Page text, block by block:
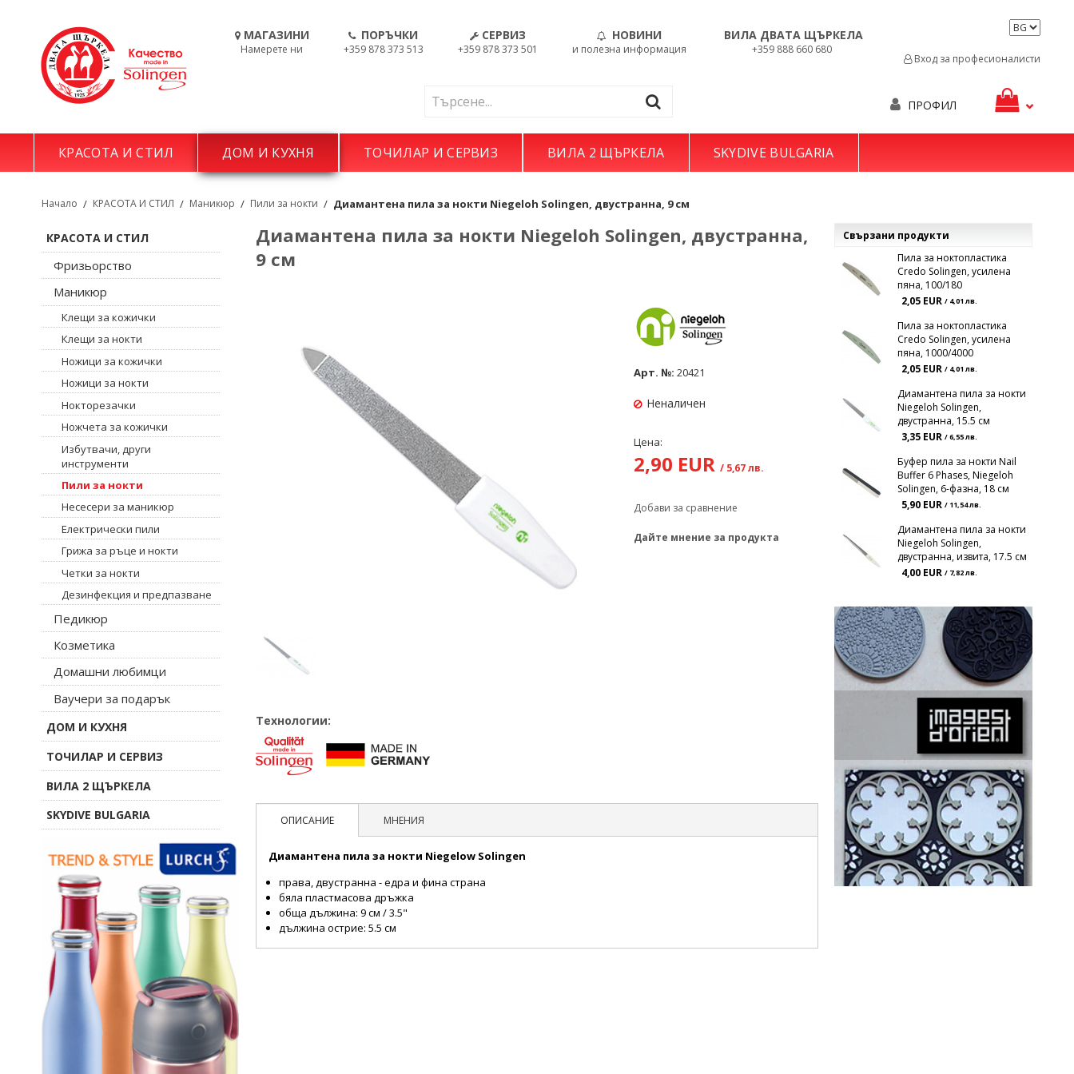
МАГАЗИНИ
Намерете ни
ПОРЪЧКИ
+359 878 373 513
СЕРВИЗ
+359 878 373 501
НОВИНИ
и полезна информация
ВИЛА ДВАТА ЩЪРКЕЛА
+359 888 660 680
Вход за професионалисти
ПРОФИЛ
КРАСОТА И СТИЛ ДОМ И КУХНЯ ТОЧИЛАР И СЕРВИЗ ВИЛА 2 ЩЪРКЕЛА SKYDIVE BULGARIA
Начало / КРАСОТА И СТИЛ / Маникюр / Пили за нокти / Диамантена пила за нокти Niegeloh Solingen, двустранна, 9 см
Диамантена пила за нокти Niegeloh Solingen, двустранна,
9 см
Арт. №: 20421
Неналичен
Цена:
2,90 EUR / 5,67 лв.
Добави за сравнение
Дайте мнение за продукта
Технологии:
ОПИСАНИЕ МНЕНИЯ
Диамантена пила за нокти Niegelow Solingen
права, двустранна - едра и фина страна
бяла пластмасова дръжка
обща дължина: 9 см / 3.5"
дължина острие: 5.5 см
КРАСОТА И СТИЛ
Фризьорство
Маникюр
Клещи за кожички
Клещи за нокти
Ножици за кожички
Ножици за нокти
Нокторезачки
Ножчета за кожички
Избутвачи, други
инструменти
Пили за нокти
Несесери за маникюр
Електрически пили
Грижа за ръце и нокти
Четки за нокти
Дезинфекция и предпазване
Педикюр
Козметика
Домашни любимци
Ваучери за подарък
ДОМ И КУХНЯ
ТОЧИЛАР И СЕРВИЗ
ВИЛА 2 ЩЪРКЕЛА
SKYDIVE BULGARIA
Свързани продукти
Пила за ноктопластика
Credo Solingen, усилена
пяна, 100/180
2,05 EUR / 4,01 лв.
Пила за ноктопластика
Credo Solingen, усилена
пяна, 1000/4000
2,05 EUR / 4,01 лв.
Диамантена пила за нокти
Niegeloh Solingen,
двустранна, 15.5 см
3,35 EUR / 6,55 лв.
Буфер пила за нокти Nail
Buffer 6 Phases, Niegeloh
Solingen, 6-фазна, 18 см
5,90 EUR / 11,54 лв.
Диамантена пила за нокти
Niegeloh Solingen,
двустранна, извита, 17.5 см
4,00 EUR / 7,82 лв.